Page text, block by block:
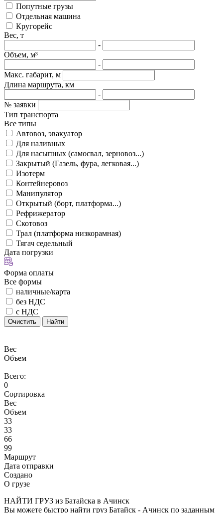
Попутные грузы
Отдельная машина
Кругорейс
Вес, т
-
Объем, м³
-
Макс. габарит, м
Длина маршрута, км
-
№ заявки
Тип транспорта
Все типы
Автовоз, эвакуатор
Для наливных
Для насыпных (самосвал, зерновоз...)
Закрытый (Газель, фура, легковая...)
Изотерм
Контейнеровоз
Манипулятор
Открытый (борт, платформа...)
Рефрижератор
Скотовоз
Трал (платформа низкорамная)
Тягач седельный
Дата погрузки
Форма оплаты
Все формы
наличные/карта
без НДС
с НДС
Очистить Найти
Вес
Объем
Всего:
0
Сортировка
Вес
Объем
33
33
66
99
Маршрут
Дата отправки
Создано
О грузе
НАЙТИ ГРУЗ из Батайска в Ачинск
Вы можете быстро найти груз Батайск - Ачинск по заданным